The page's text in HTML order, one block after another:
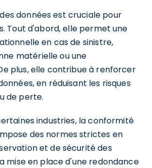
données est cruciale pour
Tout d'abord, elle permet une
en cas de sinistre,
matérielle ou une
plus, elle contribue à renforcer
en réduisant les risques
de perte.
industries, la conformité
des normes strictes en
et de sécurité des
mise en place d'une redondance